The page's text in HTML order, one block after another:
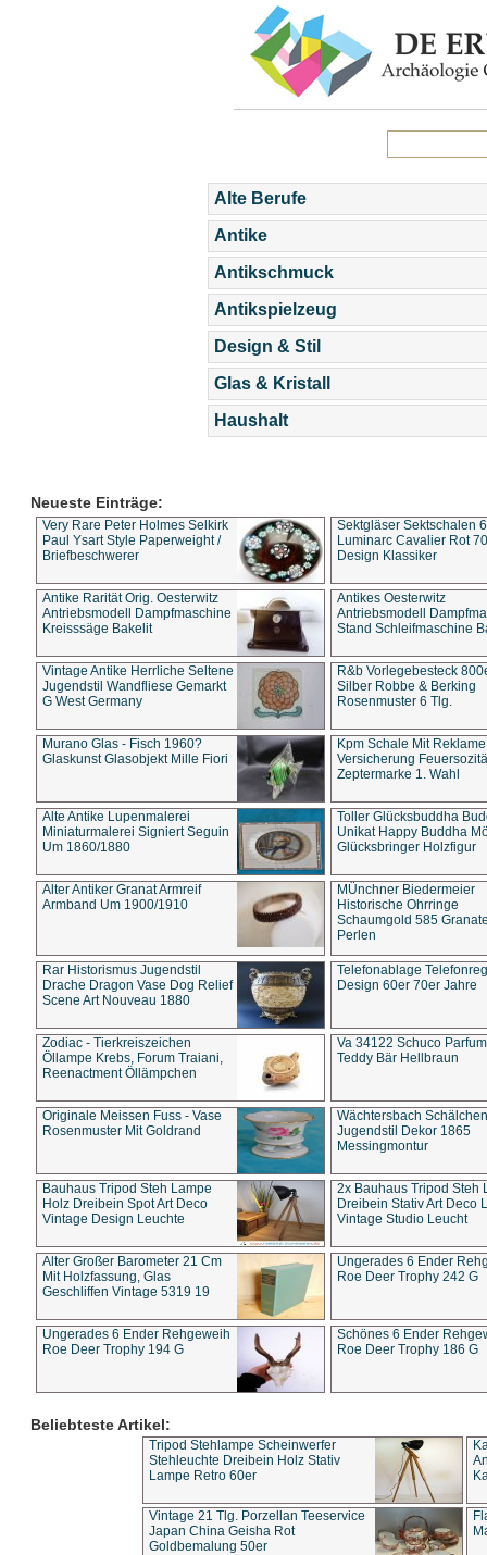
Alte Berufe
Antike
Antikschmuck
Antikspielzeug
Design & Stil
Glas & Kristall
Haushalt
Neueste Einträge:
Very Rare Peter Holmes Selkirk
Paul Ysart Style Paperweight /
Briefbeschwerer
Sektgläser Sektschalen
Luminarc Cavalier Rot
Design Klassiker
Antike Rarität Orig. Oesterwitz
Antriebsmodell Dampfmaschine
Kreisssäge Bakelit
Antikes Oesterwitz
Antriebsmodell
Stand Schleifmaschine
Vintage Antike Herrliche Seltene
Jugendstil Wandfliese Gemarkt
G West Germany
R&b Vorlegebesteck
Silber Robbe & Berking
Rosenmuster 6 Tlg.
Murano Glas - Fisch 1960?
Glaskunst Glasobjekt Mille Fiori
Kpm Schale Mit Reklame
Versicherung
Zeptermarke 1. Wahl
Alte Antike Lupenmalerei
Miniaturmalerei Signiert Seguin
Um 1860/1880
Toller Glücksbuddha
Unikat Happy Buddha
Glücksbringer Holzfigur
Alter Antiker Granat Armreif
Armband Um 1900/1910
MÜnchner Biedermeier
Historische Ohrringe
Schaumgold 585
Perlen
Rar Historismus Jugendstil
Drache Dragon Vase Dog Relief
Scene Art Nouveau 1880
Telefonablage
Design 60er 70er Jahre
Zodiac - Tierkreiszeichen
Öllampe Krebs, Forum Traiani,
Reenactment Öllämpchen
Va 34122 Schuco
Teddy Bär Hellbraun
Originale Meissen Fuss - Vase
Rosenmuster Mit Goldrand
Wächtersbach Schälchen
Jugendstil Dekor 1865
Messingmontur
Bauhaus Tripod Steh Lampe
Holz Dreibein Spot Art Deco
Vintage Design Leuchte
2x Bauhaus Tripod Steh
Dreibein Stativ Art Deco
Vintage Studio Leucht
Alter Großer Barometer 21 Cm
Mit Holzfassung, Glas
Geschliffen Vintage 5319 19
Ungerades 6 Ender
Roe Deer Trophy 242 G
Ungerades 6 Ender Rehgeweih
Roe Deer Trophy 194 G
Schönes 6 Ender
Roe Deer Trophy 186 G
Beliebteste Artikel:
Tripod Stehlampe Scheinwerfer
Stehleuchte Dreibein Holz Stativ
Lampe Retro 60er
Vintage 21 Tlg. Porzellan Teeservice
Japan China Geisha Rot
Goldbemalung 50er